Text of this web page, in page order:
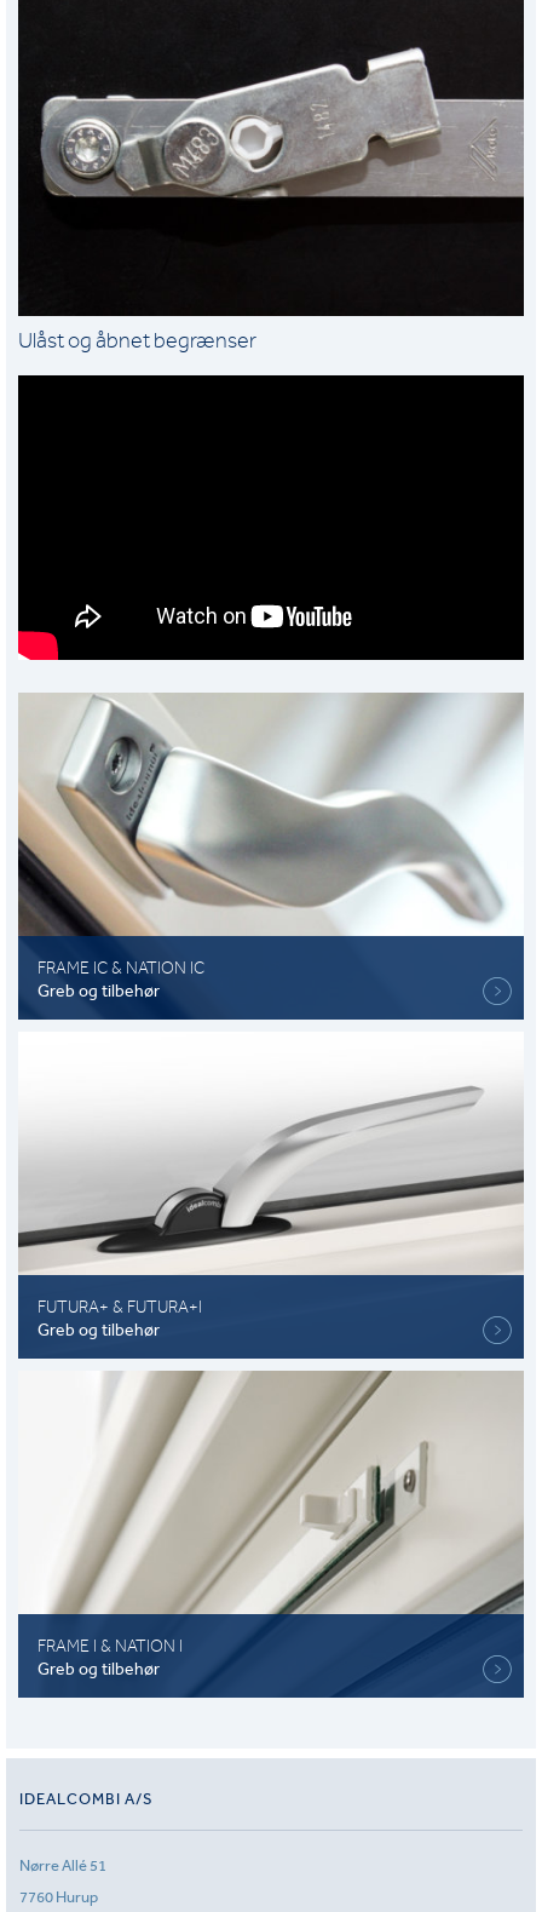
Ulåst og åbnet begrænser
FRAME IC & NATION IC
Greb og tilbehør
FUTURA+ & FUTURA+I
Greb og tilbehør
FRAME I & NATION I
Greb og tilbehør
IDEALCOMBI A/S
Nørre Allé 51
7760 Hurup